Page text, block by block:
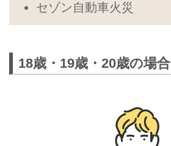
セゾン自動車火災
18歳・19歳・20歳の場合